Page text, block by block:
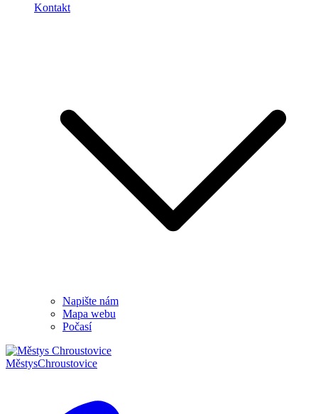
Kontakt
Napište nám
Mapa webu
Počasí
MěstysChroustovice